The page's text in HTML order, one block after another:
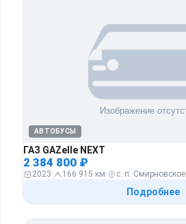
АВТОБУСЫ
ГАЗ GAZelle NEXT
2 384 800 ₽
2023· 166 915 км· с. п. Смирновское
Подробнее